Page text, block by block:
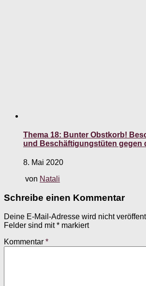
Thema 18: Bunter Obstkorb!
und Beschäftigungstüten gegen
8. Mai 2020
von Natali
Schreibe einen Kommentar
Deine E-Mail-Adresse wird nicht
Felder sind mit* markiert
Kommentar *